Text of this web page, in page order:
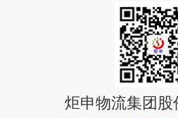
炬申物流集团股